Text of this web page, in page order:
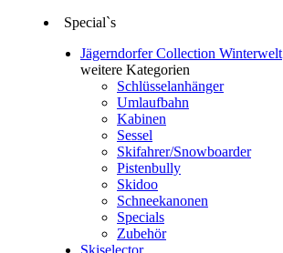
Special`s
Jägerndorfer Collection Winterwelt
weitere Kategorien
Schlüsselanhänger
Umlaufbahn
Kabinen
Sessel
Skifahrer/Snowboarder
Pistenbully
Skidoo
Schneekanonen
Specials
Zubehör
Skiselector